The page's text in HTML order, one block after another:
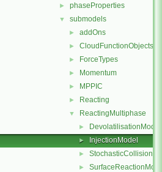
► phaseProperties
▼ submodels
► addOns
► CloudFunctionObjects
► ForceTypes
► Momentum
► MPPIC
► Reacting
▼ ReactingMultiphase
► DevolatilisationModel
► InjectionModel
► StochasticCollision
► SurfaceReactionModel